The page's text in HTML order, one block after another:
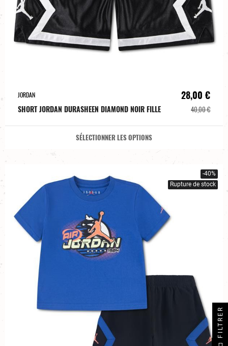
JORDAN
SHORT JORDAN DURASHEEN DIAMOND NOIR FILLE
28,00 €
40,00 €
SÉLECTIONNER LES OPTIONS
-40%
Rupture de stock
FILTRER